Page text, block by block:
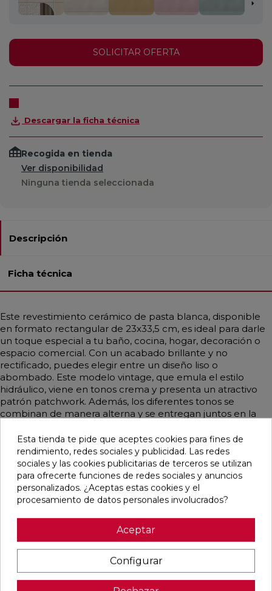
SOLICITAR OFERTA
Descargar la ficha técnica
Recogida en tienda
Ver disponibilidad
Ninguna tienda seleccionada
Descripción
Ficha técnica
Este revestimiento cerámico de pasta blanca, disponible
en formato rectangular de 23x33,5 cm, es ideal para darle
un toque especial a tu baño, cocina, hogar, decoración o
espacio comercial. Con un acabado brillante y no
rectificado, puedes elegir entre un diseño liso o
abombado. Este modelo vintage, que emula el estilo
hidráulico, viene en tonos crema y presenta un atractivo
patrón patchwork. Además, los diferentes tonos se
combinan de manera alterna y se entregan juntos en la
resultado visualmente armonioso.
Pensamos que te puede interesar
favorite
Esta tienda te pide que aceptes cookies para fines de
rendimiento, redes sociales y publicidad. Las redes
sociales y las cookies publicitarias de terceros se utilizan
para ofrecerte funciones de redes sociales y anuncios
personalizados. ¿Aceptas estas cookies y el
procesamiento de datos personales involucrados?
Aceptar
Configurar